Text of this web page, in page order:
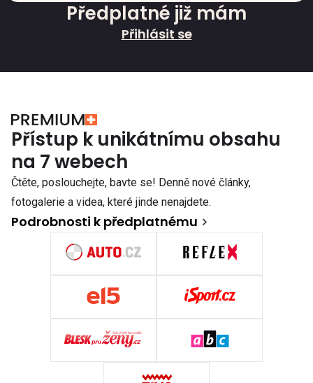
Předplatné již mám
Přihlásit se
Přístup k unikátnímu obsahu
na 7 webech
Čtěte, poslouchejte, bavte se! Denně nové články,
fotogalerie a videa, které jinde nenajdete.
Podrobnosti k předplatnému